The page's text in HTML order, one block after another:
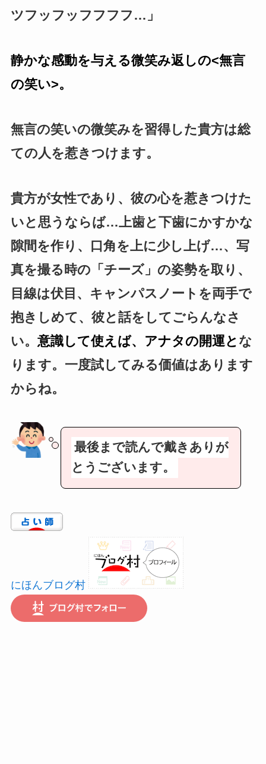
ツフッフッフフフフ…」
静かな感動を与える微笑み返しの<無言
の笑い>。
無言の笑いの微笑みを習得した貴方は総
ての人を惹きつけます。
貴方が女性であり、彼の心を惹きつけた
いと思うならば…上歯と下歯にかすかな
隙間を作り、口角を上に少し上げ…、写
真を撮る時の「チーズ」の姿勢を取り、
目線は伏目、キャンパスノートを両手で
抱きしめて、彼と話をしてごらんなさ
い。 意識して使えば、アナタの開運と な
ります。一度試してみる価値はあります
からね。
最後まで読んで戴きありが
とうございます。
にほんブログ村